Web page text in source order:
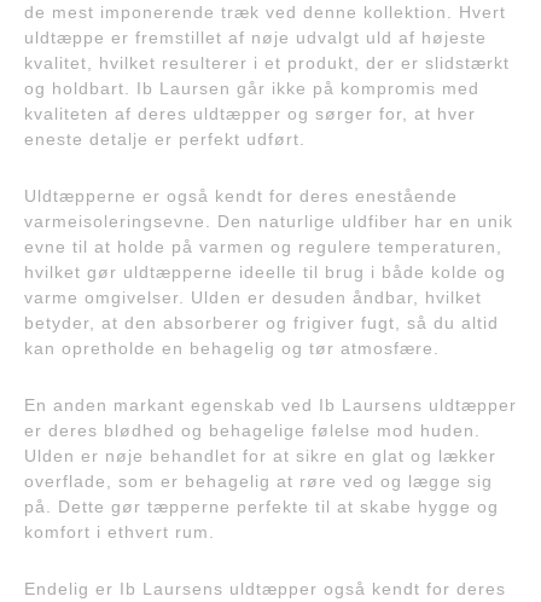
de mest imponerende træk ved denne kollektion. Hvert
uldtæppe er fremstillet af nøje udvalgt uld af højeste
kvalitet, hvilket resulterer i et produkt, der er slidstærkt
og holdbart. Ib Laursen går ikke på kompromis med
kvaliteten af deres uldtæpper og sørger for, at hver
eneste detalje er perfekt udført.
Uldtæpperne er også kendt for deres enestående
varmeisoleringsevne. Den naturlige uldfiber har en unik
evne til at holde på varmen og regulere temperaturen,
hvilket gør uldtæpperne ideelle til brug i både kolde og
varme omgivelser. Ulden er desuden åndbar, hvilket
betyder, at den absorberer og frigiver fugt, så du altid
kan opretholde en behagelig og tør atmosfære.
En anden markant egenskab ved Ib Laursens uldtæpper
er deres blødhed og behagelige følelse mod huden.
Ulden er nøje behandlet for at sikre en glat og lækker
overflade, som er behagelig at røre ved og lægge sig
på. Dette gør tæpperne perfekte til at skabe hygge og
komfort i ethvert rum.
Endelig er Ib Laursens uldtæpper også kendt for deres